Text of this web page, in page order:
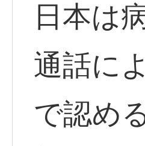
日本は
通話に
で認め